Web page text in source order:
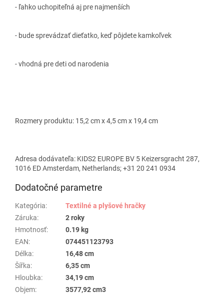
- ľahko uchopiteľná aj pre najmenších
- bude sprevádzať dieťatko, keď pôjdete kamkoľvek
- vhodná pre deti od narodenia
Rozmery produktu: 15,2 cm x 4,5 cm x 19,4 cm
Adresa dodávateľa: KIDS2 EUROPE BV 5 Keizersgracht 287,
1016 ED Amsterdam, Netherlands; +31 20 241 0934
Dodatočné parametre
Kategória:
Textilné a plyšové hračky
Záruka:
2 roky
Hmotnosť:
0.19 kg
EAN:
074451123793
Délka:
16,48 cm
Šířka:
6,35 cm
Hloubka:
34,19 cm
Objem:
3577,92 cm3